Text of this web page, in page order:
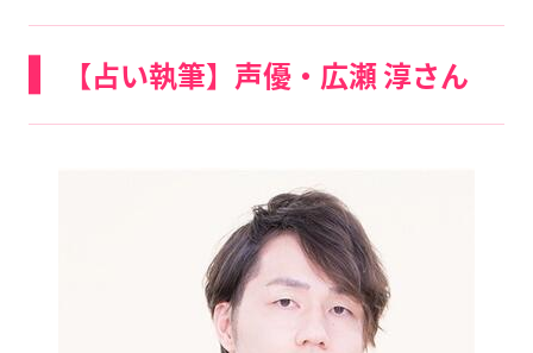
【占い執筆】声優・広瀬 淳さん